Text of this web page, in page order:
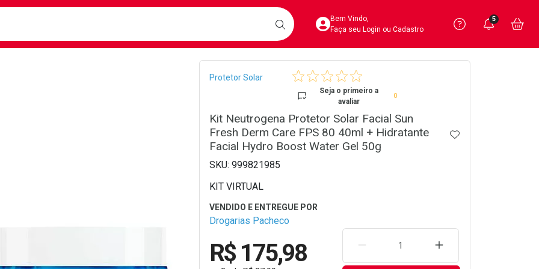
BUSCARAcesse sua Conta
Bem Vindo,
Faça seu Login ou Cadastro
Precisa
Ver Recursos
Você
5
Breadcrumb
Protetor Solar
Seja o primeiro a
avaliar
0
Kit Neutrogena Protetor Solar Facial Sun
Fresh Derm Care FPS 80 40ml + Hidratante
Facial Hydro Boost Water Gel 50g
ADICIONAR AOS
999821985
KIT VIRTUAL
Drogarias Pacheco
R$ 175,98 REMOVER UMA UNIDADEAUMENTAR UMA